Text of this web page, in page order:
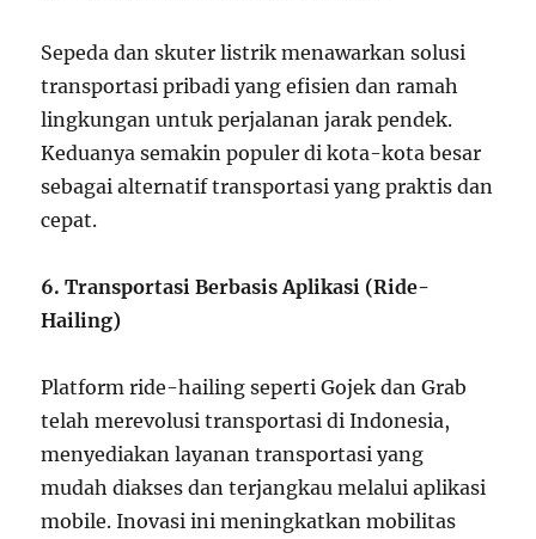
Sepeda dan skuter listrik menawarkan solusi
transportasi pribadi yang efisien dan ramah
lingkungan untuk perjalanan jarak pendek.
Keduanya semakin populer di kota-kota besar
sebagai alternatif transportasi yang praktis dan
cepat.
6. Transportasi Berbasis Aplikasi (Ride-
Hailing)
Platform ride-hailing seperti Gojek dan Grab
telah merevolusi transportasi di Indonesia,
menyediakan layanan transportasi yang
mudah diakses dan terjangkau melalui aplikasi
mobile. Inovasi ini meningkatkan mobilitas